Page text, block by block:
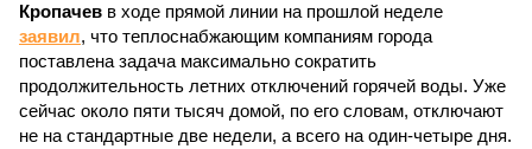
Кропачев в ходе прямой линии на прошлой неделе
заявил, что теплоснабжающим компаниям города
поставлена задача максимально сократить
продолжительность летних отключений горячей воды. Уже
сейчас около пяти тысяч домой, по его словам, отключают
не на стандартные две недели, а всего на один-четыре дня.